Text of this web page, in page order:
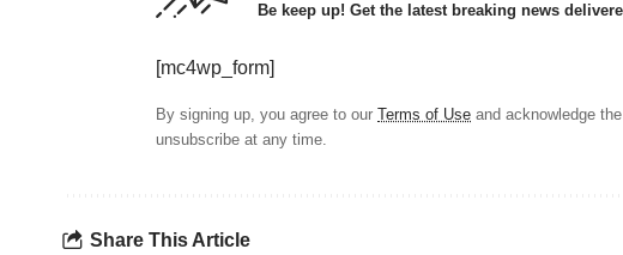
Be keep up! Get the latest breaking news
[mc4wp_form]
By signing up, you agree to our Terms of Use and acknowledge
unsubscribe at any time.
Share This Article